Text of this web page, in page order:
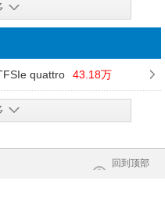
quattro 43.18万
回到顶部